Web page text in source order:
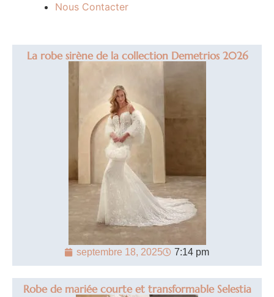
Nous Contacter
La robe sirène de la collection Demetrios 2026
septembre 18, 2025 7:14 pm
Robe de mariée courte et transformable Selestia